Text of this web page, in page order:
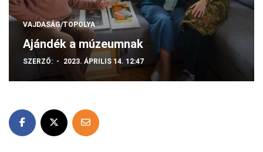
VAJDASÁG/TOPOLYA
Ajándék a múzeumnak
SZERZŐ: 2023. ÁPRILIS 14. 12:47